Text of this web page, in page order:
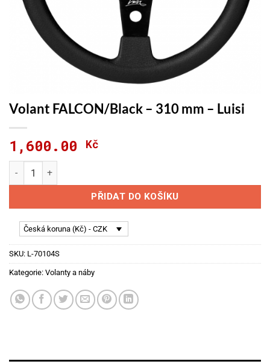
Volant FALCON/Black – 310 mm – Luisi
1,600.00 Kč
Volant FALCON/Black - 310 mm - Luisi množství
PŘIDAT DO KOŠÍKU
Česká koruna (Kč) - CZK
SKU: L-70104S
Kategorie: Volanty a náby